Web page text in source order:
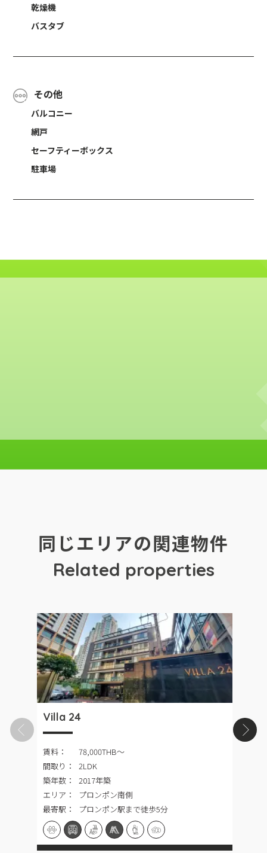
乾燥機
バスタブ
その他
バルコニー
網戸
セーフティーボックス
駐車場
同じエリアの関連物件
Related properties
Villa 24
賃料：
78,000THB〜
間取り：
2LDK
築年数：
2017年築
エリア：
プロンポン南側
最寄駅：
プロンポン駅まで徒歩5分